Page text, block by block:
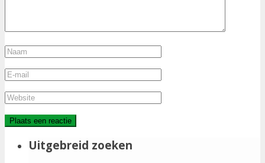
Uitgebreid zoeken